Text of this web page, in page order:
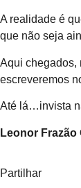
A realidade é
que não seja
Aqui chegados,
escreveremos
Até lá…invista
Leonor Frazão
Partilhar